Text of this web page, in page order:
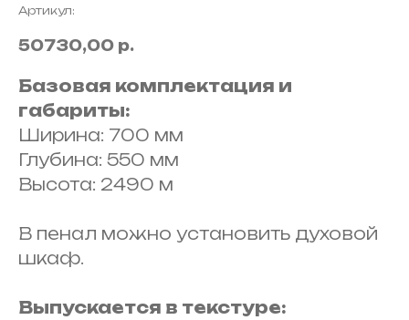
Артикул:
50730,00 р.
Базовая комплектация и
габариты:
Ширина: 700 мм
Глубина: 550 мм
Высота: 2490 м
В пенал можно установить духовой
шкаф.
Выпускается в текстуре: